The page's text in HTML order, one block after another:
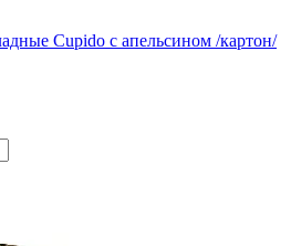
Cupido с апельсином /картон/